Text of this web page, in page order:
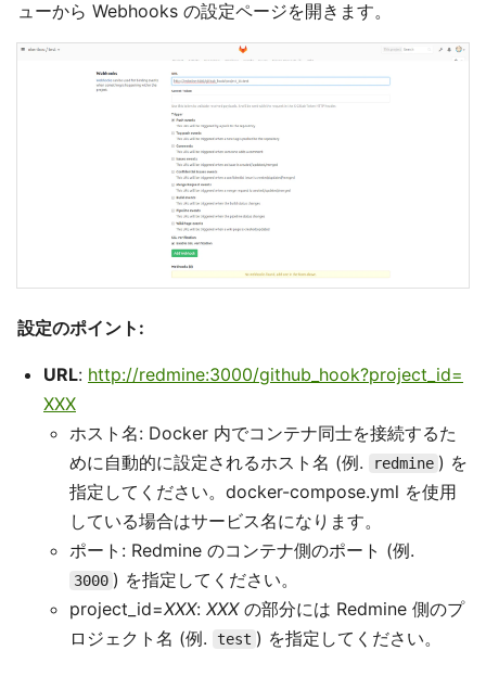
ューから Webhooks の設定ページを開きます。
設定のポイント:
URL: http://redmine:3000/github_hook?project_id=
XXX
ホスト名: Docker 内でコンテナ同士を接続するた
めに自動的に設定されるホスト名 (例.
redmine ) を
指定してください。docker-compose.yml を使用
している場合はサービス名になります。
ポート: Redmine のコンテナ側のポート (例.
3000 ) を指定してください。
project_id=XXX: XXXの部分には Redmine 側のプ
ロジェクト名 (例.
test ) を指定してください。